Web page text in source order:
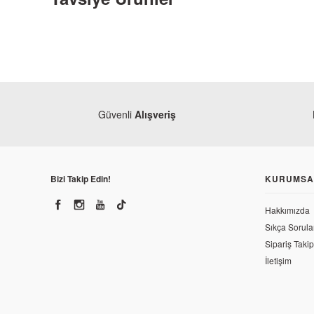
Güvenli Alışveriş
Bizi Takip Edin!
Hakkımızda
Sıkça
Sipariş Takip
İletişim